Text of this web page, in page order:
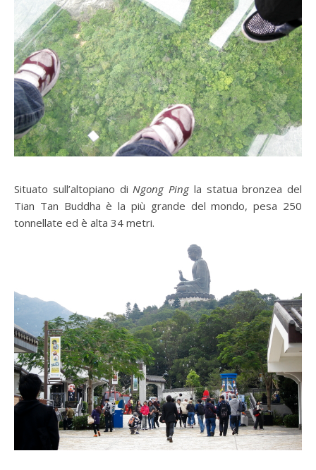
Situato sull’altopiano diNgong Pingla statua bronzea del
Tian Tan Buddha è la più grande del mondo, pesa 250
tonnellate ed è alta 34 metri.